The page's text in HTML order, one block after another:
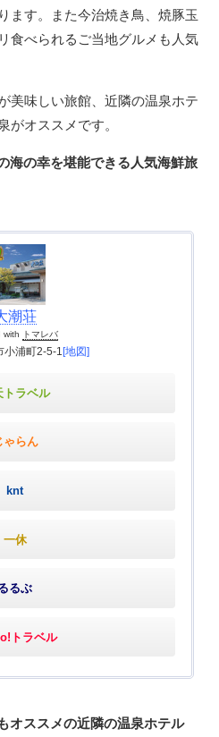
ます。また今治焼き鳥、焼豚玉
食べられるご当地グルメも人気
美味しい旅館、近隣の温泉ホテ
がオススメです。
海の幸を堪能できる人気海鮮旅
潮荘
with トマレバ
小浦町2-5-1 [地図]
トラベル
ゃらん
knt
一休
るぶ
トラベル
オススメの近隣の温泉ホテル